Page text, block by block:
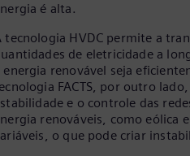
é alta.
tecnologia HVDC permite a
de eletricidade a
energia renovável seja
FACTS, por outro
e o controle das
renováveis, como eólica
o que pode criar